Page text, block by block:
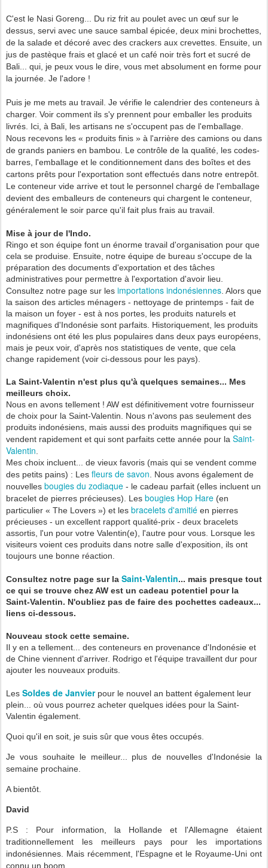
C'est le Nasi Goreng... Du riz frit au poulet avec un œuf sur le
dessus, servi avec une sauce sambal épicée, deux mini brochettes,
de la salade et décoré avec des crackers aux crevettes. Ensuite, un
jus de pastèque frais et glacé et un café noir très fort et sucré de
Bali... qui, je peux vous le dire, vous met absolument en forme pour
la journée. Je l'adore !
Puis je me mets au travail. Je vérifie le calendrier des conteneurs à
charger. Voir comment ils s'y prennent pour emballer les produits
livrés. Ici, à Bali, les artisans ne s'occupent pas de l'emballage.
Nous recevons les « produits finis » à l'arrière des camions ou dans
de grands paniers en bambou. Le contrôle de la qualité, les codes-
barres, l'emballage et le conditionnement dans des boîtes et des
cartons prêts pour l'exportation sont effectués dans notre entrepôt.
Le conteneur vide arrive et tout le personnel chargé de l'emballage
devient des emballeurs de conteneurs qui chargent le conteneur,
généralement le soir parce qu'il fait plus frais au travail.
Mise à jour de l'Indo.
Ringo et son équipe font un énorme travail d'organisation pour que
cela se produise. Ensuite, notre équipe de bureau s'occupe de la
préparation des documents d'exportation et des tâches
administratives pour permettre à l'exportation d'avoir lieu.
Consultez notre page sur les importations indonésiennes . Alors que
la saison des articles ménagers - nettoyage de printemps - fait de
la maison un foyer - est à nos portes, les produits naturels et
magnifiques d'Indonésie sont parfaits. Historiquement, les produits
indonésiens ont été les plus populaires dans deux pays européens,
mais je peux voir, d'après nos statistiques de vente, que cela
change rapidement (voir ci-dessous pour les pays).
La Saint-Valentin n'est plus qu'à quelques semaines... Mes
meilleurs choix.
Nous en avons tellement ! AW est définitivement votre fournisseur
de choix pour la Saint-Valentin. Nous n'avons pas seulement des
produits indonésiens, mais aussi des produits magnifiques qui se
vendent rapidement et qui sont parfaits cette année pour la Saint-
Valentin
Mes choix incluent... de vieux favoris (mais qui se vendent comme
des petits pains) : Les fleurs de savon . Nous avons également de
nouvelles bougies du zodiaque - le cadeau parfait (elles incluent un
bracelet de pierres précieuses). Les bougies Hop Hare (en
particulier « The Lovers ») et les bracelets d'amitié en pierres
précieuses - un excellent rapport qualité-prix - deux bracelets
assortis, l'un pour votre Valentin(e), l'autre pour vous. Lorsque les
visiteurs voient ces produits dans notre salle d'exposition, ils ont
toujours une bonne réaction.
Consultez notre page sur la Saint-Valentin... mais presque tout
ce qui se trouve chez AW est un cadeau potentiel pour la
Saint-Valentin. N'oubliez pas de faire des pochettes cadeaux...
liens ci-dessous.
Nouveau stock cette semaine.
Il y en a tellement... des conteneurs en provenance d'Indonésie et
de Chine viennent d'arriver. Rodrigo et l'équipe travaillent dur pour
ajouter les nouveaux produits.
Les Soldes de Janvierpour le nouvel an battent également leur
plein... où vous pourrez acheter quelques idées pour la Saint-
Valentin également.
Quoi qu'il en soit, je suis sûr que vous êtes occupés.
Je vous souhaite le meilleur... plus de nouvelles d'Indonésie la
semaine prochaine.
A bientôt.
David
P.S : Pour information, la Hollande et l'Allemagne étaient
traditionnellement les meilleurs pays pour les importations
indonésiennes. Mais récemment, l'Espagne et le Royaume-Uni ont
connu un boom.